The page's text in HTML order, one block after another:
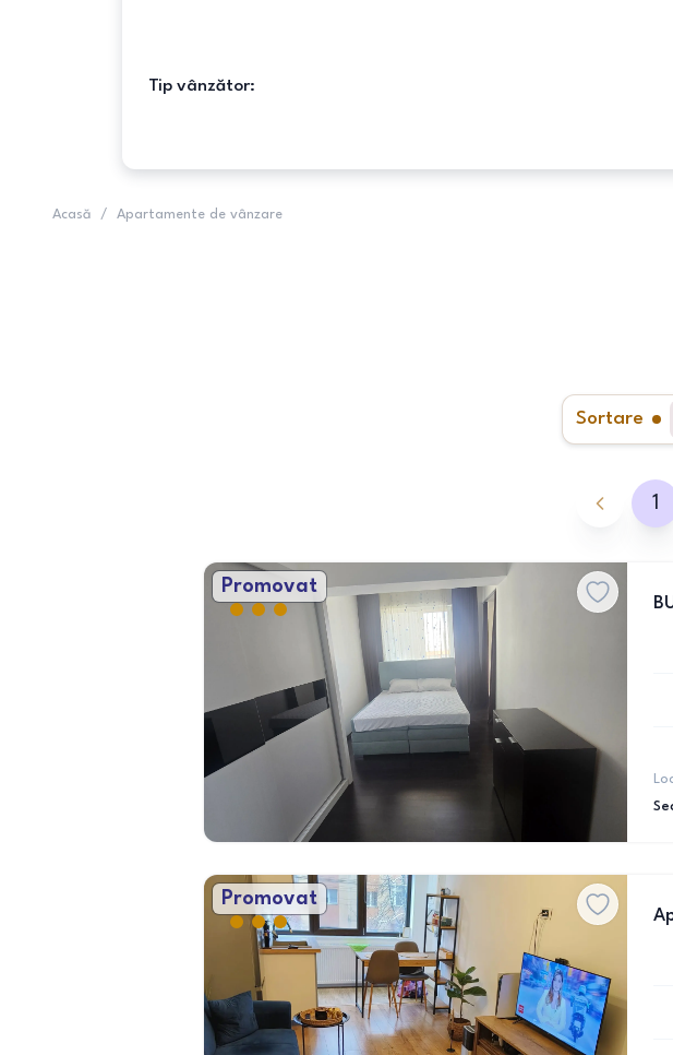
Tip vânzător:
Acasă / Apartamente de vânzare
Sortare
1
Promovat
Promovat